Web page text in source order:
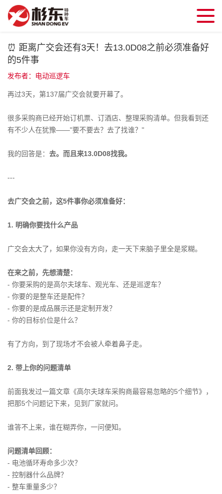
⏰ 距离广交会还有3天！去13.0D08之前必须准备好
的5件事
发布者：电动巡逻车
再过3天，第137届广交会就要开幕了。
很多采购商已经开始订机票、订酒店、整理采购清单。但我看到还
有不少人在犹豫——"要不要去？去了找谁？"
我的回答是： 去。而且来13.0D08找我。
---
去广交会之前，这5件事你必须准备好：
1. 明确你要找什么产品
广交会太大了，如果你没有方向，走一天下来脑子里全是浆糊。
在来之前，先想清楚：
- 你要采购的是高尔夫球车、观光车、还是巡逻车？
- 你要的是整车还是配件？
- 你要的是成品展示还是定制开发？
- 你的目标价位是什么？
有了方向，到了现场才不会被人牵着鼻子走。
2. 带上你的问题清单
前面我发过一篇文章《高尔夫球车采购商最容易忽略的5个细节》，
把那5个问题记下来，见到厂家就问。
谁答不上来，谁在糊弄你，一问便知。
问题清单回顾：
- 电池循环寿命多少次？
- 控制器什么品牌？
- 整车重量多少？